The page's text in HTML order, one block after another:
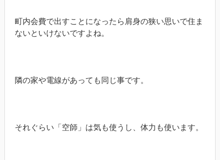
町内会費で出すことになったら肩身の狭い思いで住ま
ないといけないですよね。
隣の家や電線があっても同じ事です。
それぐらい「空師」は気も使うし、体力も使います。